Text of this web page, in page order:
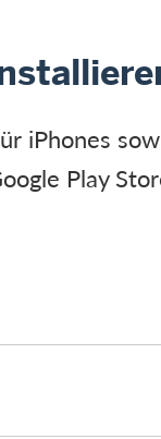
iPhones
Play